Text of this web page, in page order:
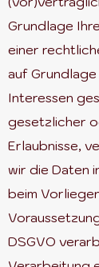
Grundlage
einer
auf
Interessen
gesetzlicher
Erlaubnisse,
wir die Daten
beim
DSGVO